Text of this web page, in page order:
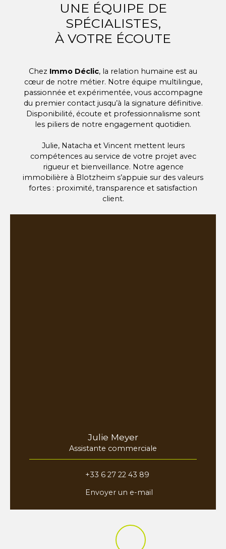
UNE ÉQUIPE DE
SPÉCIALISTES,
À VOTRE ÉCOUTE
Chez Immo Déclic, la relation humaine est au
cœur de notre métier. Notre équipe multilingue,
passionnée et expérimentée, vous accompagne
du premier contact jusqu’à la signature définitive.
Disponibilité, écoute et professionnalisme sont
les piliers de notre engagement quotidien.
Julie, Natacha et Vincent mettent leurs
compétences au service de votre projet avec
rigueur et bienveillance. Notre agence
immobilière à Blotzheim s’appuie sur des valeurs
fortes : proximité, transparence et satisfaction
client.
Julie Meyer
Assistante commerciale
+33 6 27 22 43 89
Envoyer un e-mail